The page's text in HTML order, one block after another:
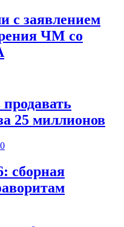
с заявлением
ЧМ со
25 миллионов
0
сборная